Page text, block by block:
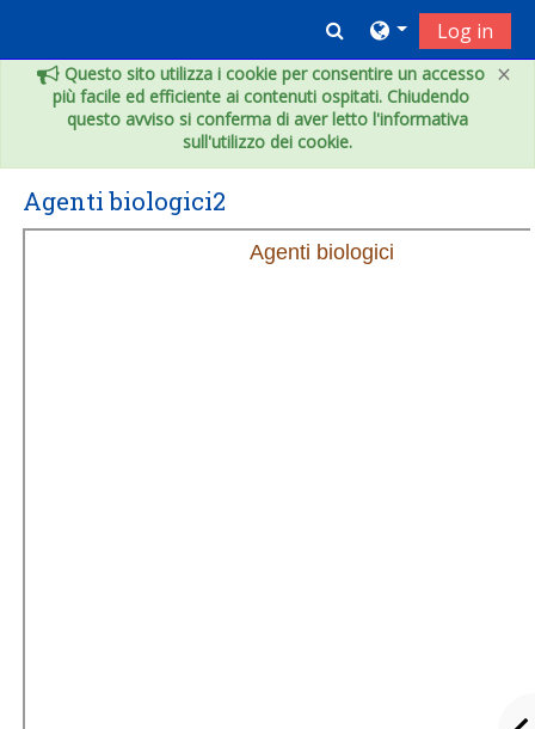
×
Questo sito utilizza i cookie per consentire un accesso
più facile ed efficiente ai contenuti ospitati. Chiudendo
questo avviso si conferma di aver letto l'informativa
sull'utilizzo dei cookie.
Toggle search
Log in
Agenti biologici2